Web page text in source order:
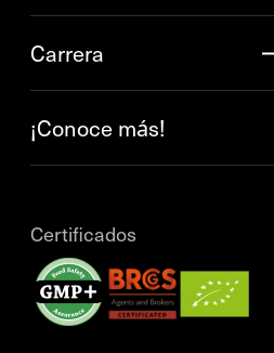
Carrera
¡Conoce más!
Certificados